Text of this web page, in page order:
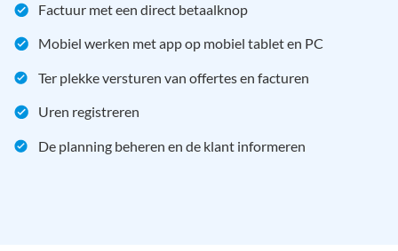
Factuur met een direct betaalknop
Mobiel werken met app op mobiel tablet en PC
Ter plekke versturen van offertes en facturen
Uren registreren
De planning beheren en de klant informeren